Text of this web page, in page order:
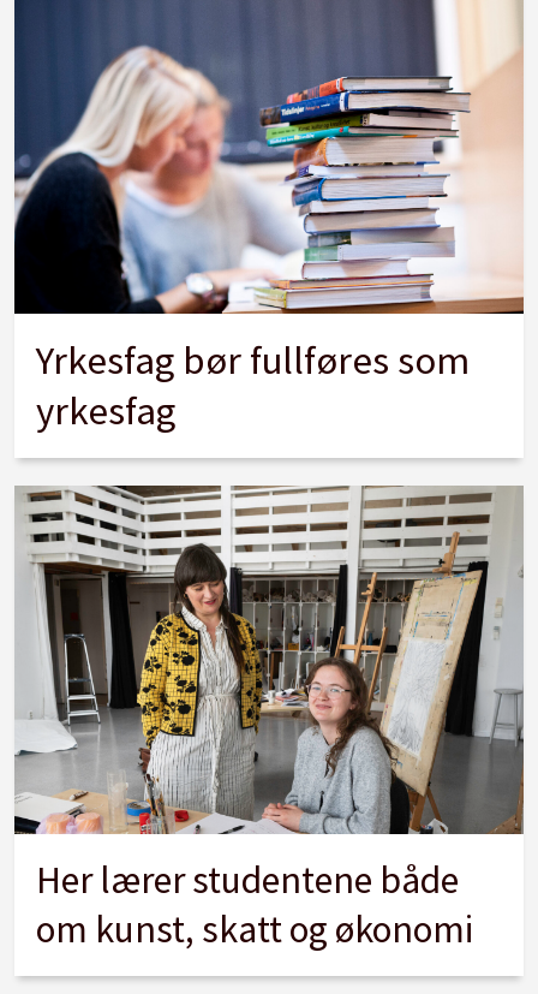
Yrkesfag bør fullføres som
yrkesfag
Her lærer studentene både
om kunst, skatt og økonomi